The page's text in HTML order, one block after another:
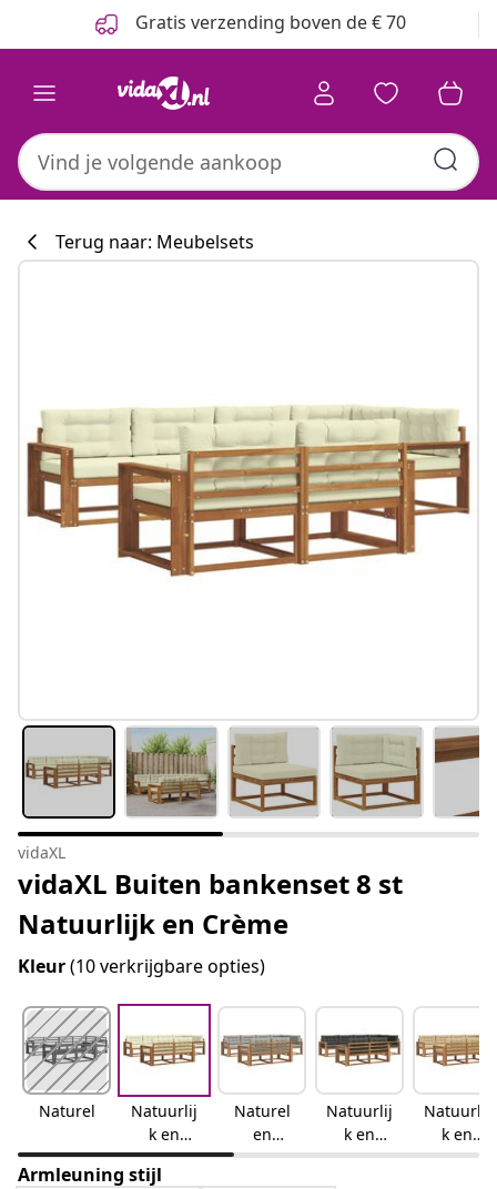
Gratis verzending boven de € 70
Terug naar: Meubelsets
vidaXL
vidaXL Buiten bankenset 8 st
Natuurlijk en Crème
Kleur(10 verkrijgbare opties)
Naturel
Natuurlij
k en
crème
Naturel
en
lichtgrijs
Natuurlij
k en
antraciet
Natuurlij
k en
beige
Armleuning stijl